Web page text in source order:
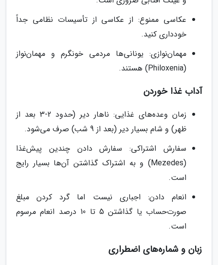
عکاسی ممنوع: از عکاسی از تأسیسات نظامی جداً
خودداری کنید.
مهمان‌نوازی: یونانی‌ها مردمی خونگرم و مهمان‌نواز
(Philoxenia) هستند.
آداب غذا خوردن
زمان وعده‌های غذایی: ناهار دیر (حدود 2-3 بعد از
ظهر) و شام بسیار دیر (بعد از 9 شب) صرف می‌شود.
سفارش اشتراکی: سفارش دادن چندین پیش‌غذا
(Mezedes) و به اشتراک گذاشتن آن‌ها بسیار رایج
است.
انعام دادن: اجباری نیست اما گرد کردن مبلغ
صورت‌حساب یا گذاشتن 5 تا 10 درصد انعام مرسوم
است.
زبان و شماره‌های اضطراری